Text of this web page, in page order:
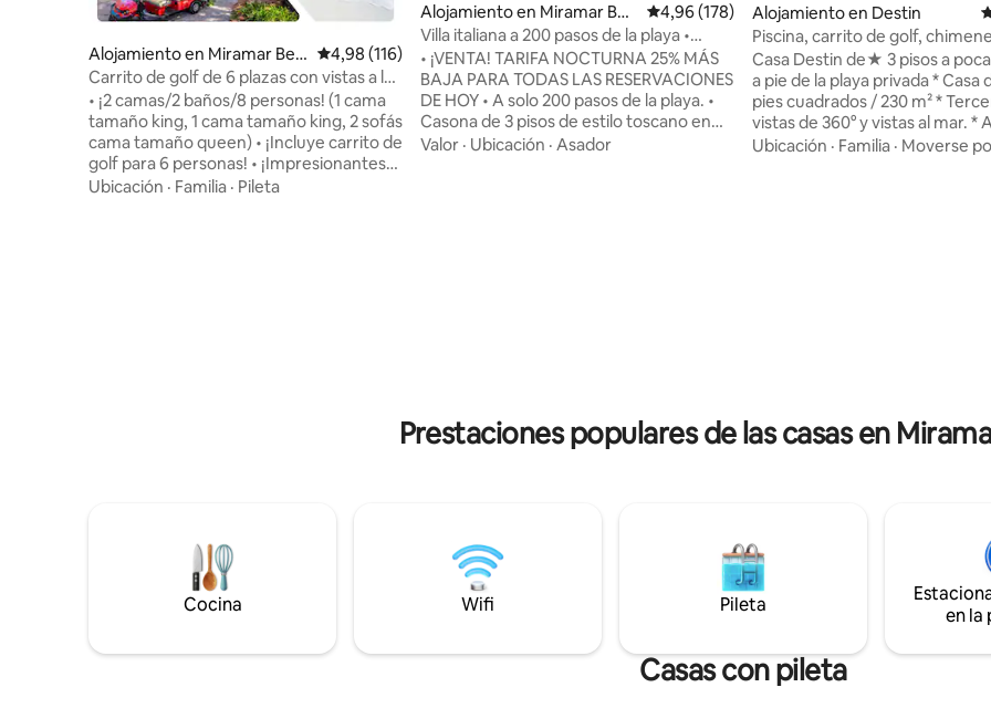
Alojamiento en Miramar Bea
ch
Calificación promedio: 4,98 de 5. 116 evaluaciones
4,98 (116)
Carrito de golf de 6 plazas con vistas a la
bahía, el lago y el campo
• ¡2 camas/2 baños/8 personas! (1 cama
tamaño king, 1 cama tamaño king, 2 sofás
cama tamaño queen) • ¡Incluye carrito de
golf para 6 personas! • ¡Impresionantes
vistas a la bahía/lago/campo de golf! •
Ubicación · Familia · Pileta
Alojamiento en Miramar Bea
ch
Calificación promedio: 4,96 de 5. 178
4,96 (178)
Villa italiana a 200 pasos de la playa •
¡Crucero gratis!
• ¡VENTA! TARIFA NOCTURNA 25% MÁS
BAJA PARA TODAS LAS RESERVACIONES
DE HOY • A solo 200 pasos de la playa. •
Casona de 3 pisos de estilo toscano en
uno de los barrios más bonitos, con
Valor · Ubicación · Asador
Alojamiento en Destin
Piscina, carrito de golf,
a la playa
Casa Destin de★ 3 pisos a
a pie de la playa privada * Casa de 2500
pies cuadrados / 230 m² *
vistas de 360° y vistas al mar. *
minutos a pie de la playa
Ubicación · Familia · Moverse
Prestaciones populares de las casas en
Cocina Wifi Pileta
en la
Casas con pileta